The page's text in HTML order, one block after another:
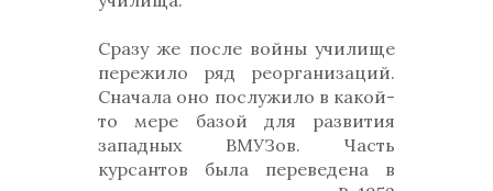
Сразу же после войны училище
пережило ряд реорганизаций.
Сначала оно послужило в какой-
то мере базой для развития
западных ВМУЗов. Часть
курсантов была переведена в